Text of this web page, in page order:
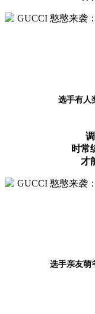
选手有人
时常
才
选手亲友萌